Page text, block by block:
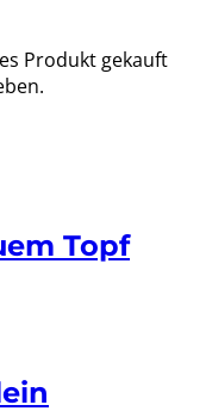
Produkt gekauft
Topf